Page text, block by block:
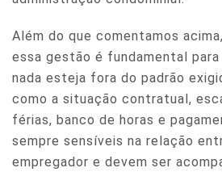
Além do que comentamos
essa gestão é fundamental
nada esteja fora do padrão
como a situação contratual,
férias, banco de horas e
sempre sensíveis na relação
empregador e devem ser